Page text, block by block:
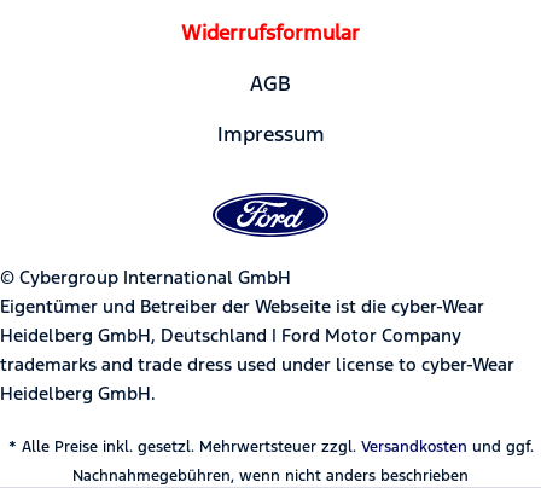
Widerrufsformular
AGB
Impressum
© Cybergroup International GmbH
Eigentümer und Betreiber der Webseite ist die cyber-Wear
Heidelberg GmbH, Deutschland | Ford Motor Company
trademarks and trade dress used under license to cyber-Wear
Heidelberg GmbH.
* Alle Preise inkl. gesetzl. Mehrwertsteuer zzgl. Versandkosten und ggf.
Nachnahmegebühren, wenn nicht anders beschrieben